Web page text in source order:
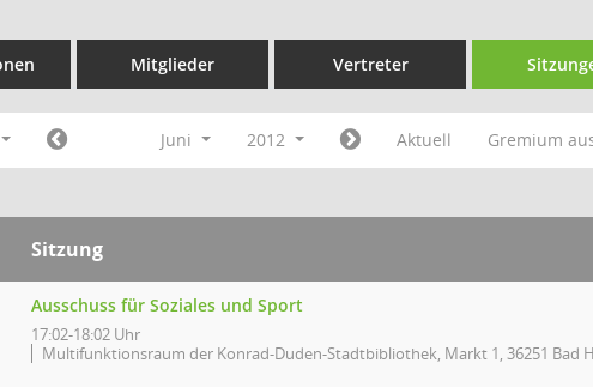
Mitglieder Vertreter
Juni 2012 Aktuell Gremium
Sitzung
Ausschuss für Soziales und Sport
17:02-18:02 Uhr
Multifunktionsraum der Konrad-Duden-Stadtbibliothek, Markt 1, 36251 Bad